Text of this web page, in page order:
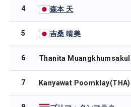
4 森本 天
5 吉桑 晴美
6 Thanita
7 Kanyawat Poomklay(THA)